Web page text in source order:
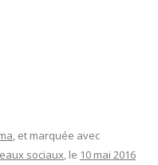
, et marquée avec
sociaux, le 10 mai 2016